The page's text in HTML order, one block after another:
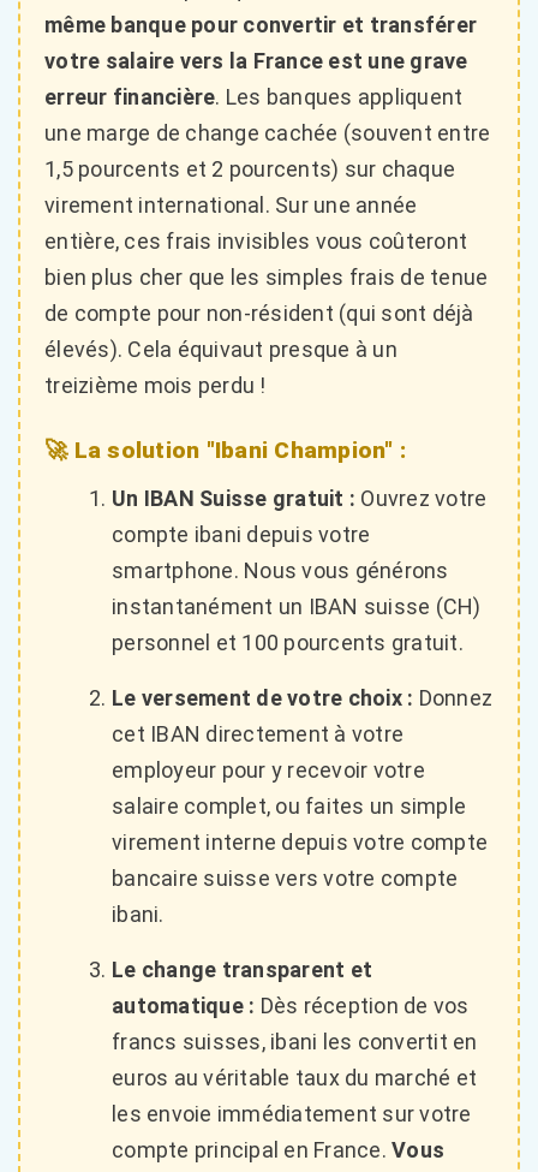
même banque pour convertir et transférer
votre salaire vers la France est une grave
erreur financière. Les banques appliquent
une marge de change cachée (souvent entre
1,5 pourcents et 2 pourcents) sur chaque
virement international. Sur une année
entière, ces frais invisibles vous coûteront
bien plus cher que les simples frais de tenue
de compte pour non-résident (qui sont déjà
élevés). Cela équivaut presque à un
treizième mois perdu !
🚀 La solution "Ibani Champion" :
Un IBAN Suisse gratuit : Ouvrez votre
compte ibani depuis votre
smartphone. Nous vous générons
instantanément un IBAN suisse (CH)
personnel et 100 pourcents gratuit.
Le versement de votre choix : Donnez
cet IBAN directement à votre
employeur pour y recevoir votre
salaire complet, ou faites un simple
virement interne depuis votre compte
bancaire suisse vers votre compte
ibani.
Le change transparent et
automatique : Dès réception de vos
francs suisses, ibani les convertit en
euros au véritable taux du marché et
les envoie immédiatement sur votre
compte principal en France.Vous